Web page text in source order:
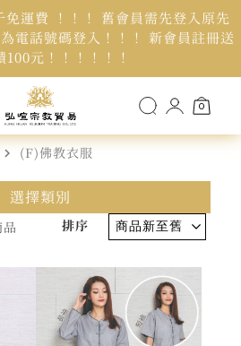
免運費 ！！！ 舊會員需先登入原先
電話號碼登入！！！ 新會員註冊送
100元！！！！！！
0
navigate_next (F)佛教衣服
選擇類別
品 排序